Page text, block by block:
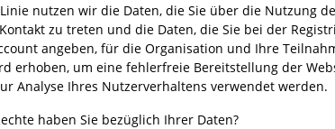
nutzen wir die Daten, die Sie über die Nutzung
zu treten und die Daten, die Sie bei der
angeben, für die Organisation und Ihre
erhoben, um eine fehlerfreie Bereitstellung der
Analyse Ihres Nutzerverhaltens verwendet werden.
haben Sie bezüglich Ihrer Daten?